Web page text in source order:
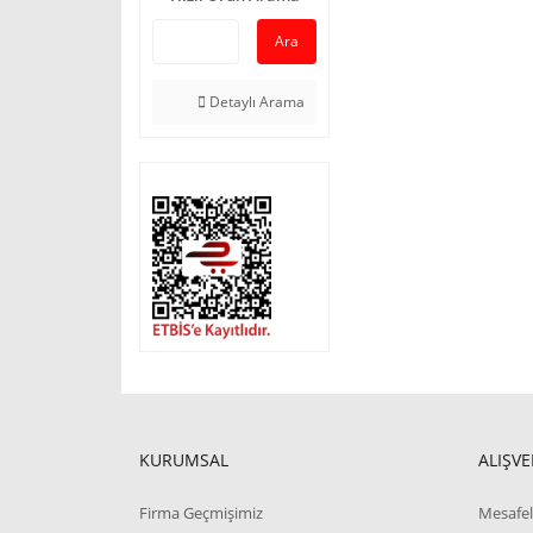
Ara
Detaylı Arama
KURUMSAL
Firma Geçmişimiz